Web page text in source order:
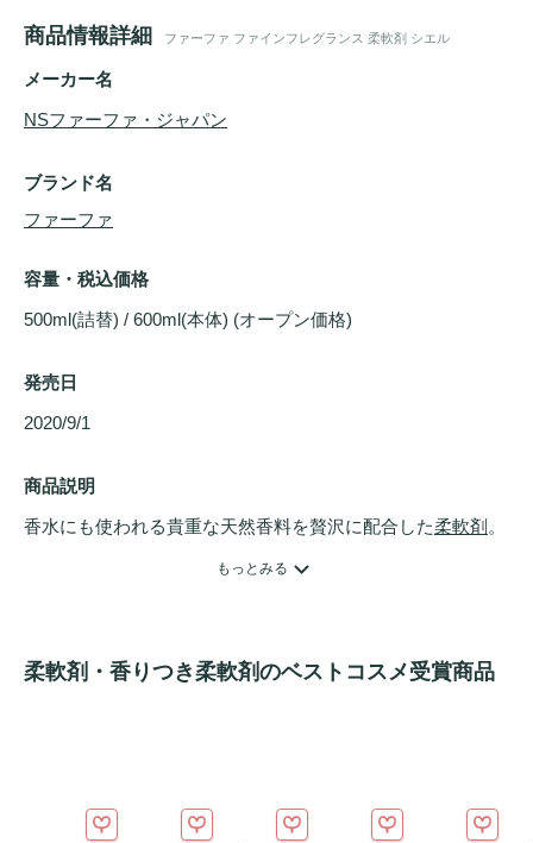
商品情報詳細 ファーファ ファインフレグランス 柔軟剤 シエル
メーカー名
NSファーファ・ジャパン
ブランド名
ファーファ
容量・税込価格
500ml(詰替) / 600ml(本体) (オープン価格)
発売日
2020/9/1
商品説明
香水にも使われる貴重な天然香料を贅沢に配合した柔軟剤 。
もっとみる
柔軟剤・香りつき柔軟剤のベストコスメ受賞商品